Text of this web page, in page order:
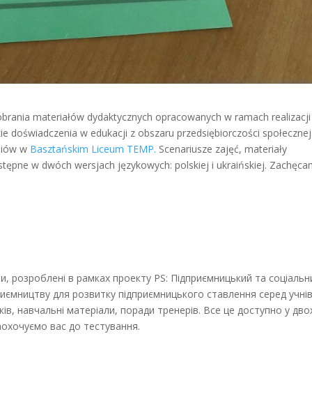
materiałów dydaktycznych opracowanych w ramach realizacji
doświadczenia w edukacji z obszaru przedsiębiorczości
w Basztańskim Liceum TEMP. Scenariusze zajęć, materiały
w dwóch wersjach językowych: polskiej i ukraińskiej.
розроблені в рамках проекту PS: Підприємницький та
для розвитку підприємницького ставлення серед
навчальні матеріали, поради тренерів. Все це доступно у
вас до тестування.